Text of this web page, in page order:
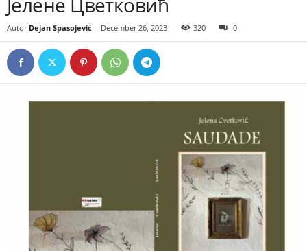
Autor Dejan Spasojević - December 26, 2023 320 0